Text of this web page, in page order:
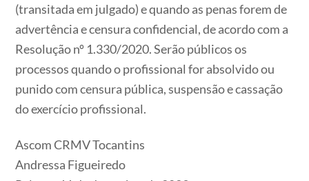
(transitada em julgado) e quando as penas forem de
advertência e censura confidencial, de acordo com a
Resolução nº 1.330/2020. Serão públicos os
processos quando o profissional for absolvido ou
punido com censura pública, suspensão e cassação
do exercício profissional.
Ascom CRMV Tocantins
Andressa Figueiredo